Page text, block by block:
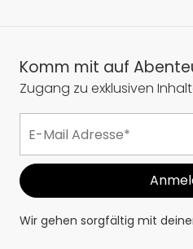
Komm mit auf
Zugang zu exklusiven
Wir gehen sorgfältig mit